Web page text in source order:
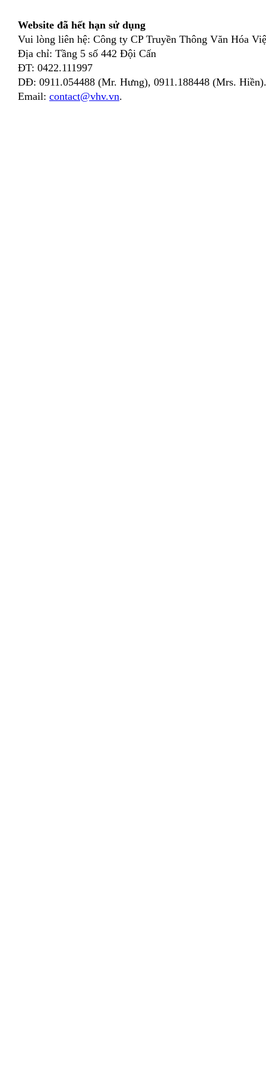
Website đã hết hạn sử dụng
Vui lòng liên hệ: Công ty CP Truyền Thông Văn Hóa
Địa chỉ: Tầng 5 số 442 Đội Cấn
ĐT: 0422.111997
DĐ: 0911.054488 (Mr. Hưng), 0911.188448 (Mrs. Hiền).
Email: contact@vhv.vn.